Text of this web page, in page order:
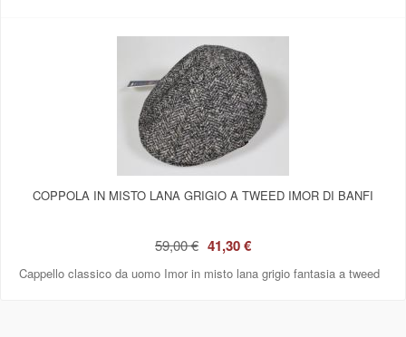
COPPOLA IN MISTO LANA GRIGIO A TWEED IMOR DI BANFI
59,00 € 41,30 €
Cappello classico da uomo Imor in misto lana grigio fantasia a tweed